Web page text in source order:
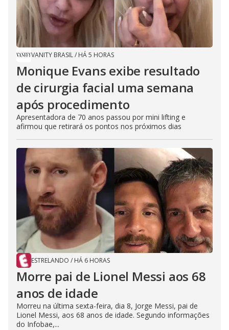
VANITY BRASIL/ HÁ 5 HORAS
Monique Evans exibe resultado
de cirurgia facial uma semana
após procedimento
Apresentadora de 70 anos passou por mini lifting e
afirmou que retirará os pontos nos próximos dias
ESTRELANDO / HÁ 6 HORAS
Morre pai de Lionel Messi aos 68
anos de idade
Morreu na última sexta-feira, dia 8, Jorge Messi, pai de
Lionel Messi, aos 68 anos de idade. Segundo informações
do Infobae,...